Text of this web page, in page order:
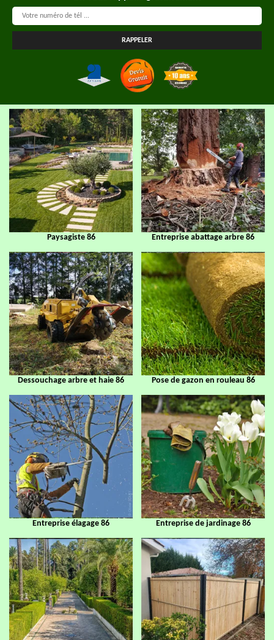
Paysagiste 86 Entreprise abattage arbre 86
Dessouchage arbre et haie 86 Pose de gazon en rouleau 86
Entreprise élagage 86 Entreprise de jardinage 86